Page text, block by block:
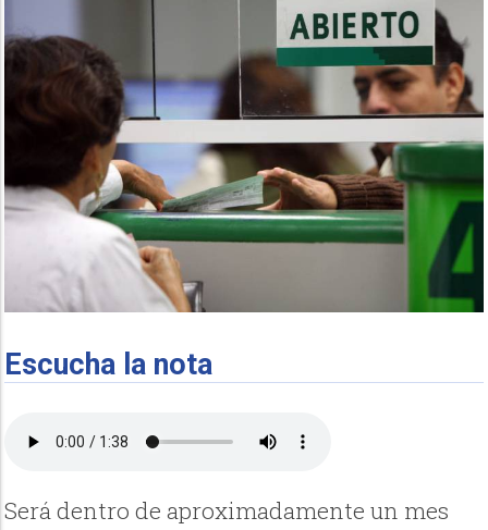
Escucha la nota
Será dentro de aproximadamente un mes